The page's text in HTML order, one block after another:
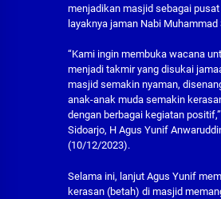
menjadikan masjid sebagai
layaknya jaman Nabi Muhammad
“Kami ingin membuka wacana
menjadi takmir yang disukai
masjid semakin nyaman,
anak-anak muda semakin
dengan berbagai kegiatan
Sidoarjo, H Agus Yunif
(10/12/2023).
Selama ini, lanjut Agus Yunif
kerasan (betah) di masjid